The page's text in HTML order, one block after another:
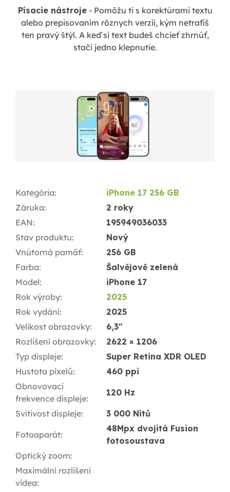
Písacie nástroje- Pomôžu ti s korektúrami textu
alebo prepisovaním rôznych verzií, kým netrafíš
ten pravý štýl. A keď si text budeš chcieť zhrnúť,
stačí jedno klepnutie.
Kategória:
iPhone 17 256 GB
Záruka:
2 roky
EAN:
195949036033
Stav produktu:
Nový
Vnútorná pamäť:
256 GB
Farba:
Šalvějově zelená
Model:
iPhone 17
Rok výroby:
2025
Rok vydání:
2025
Velikost obrazovky:
6,3"
Rozlišení obrazovky:
2622 × 1206
Typ displeje:
Super Retina XDR OLED
Hustota pixelů:
460 ppi
Obnovovací
frekvence displeje:
120 Hz
Svítivost displeje: 3 000 Nitů
Fotoaparát:
48Mpx dvojitá Fusion
fotosoustava
Optický zoom:
Maximální rozlišení
videa: